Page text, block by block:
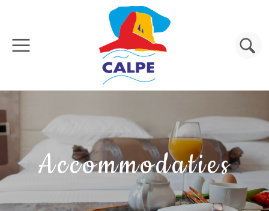
Overslaan en naar de inhoud gaan
Zoeken
Accommodaties